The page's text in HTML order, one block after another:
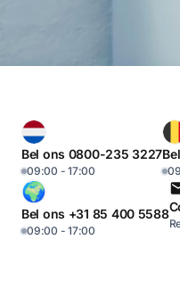
Bel ons 0800-235 3227
09:00 - 17:00
Bel ons +31 85 400 5588
09:00 - 17:00